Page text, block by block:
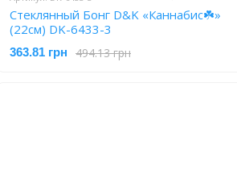
Стеклянный Бонг D&K «Каннабис☘️»
(22см) DK-6433-3
494.13 грн
363.81 грн